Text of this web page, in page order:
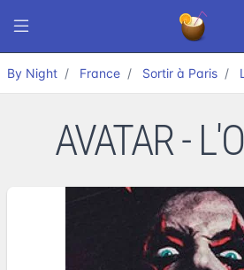
By Night France Sortir à Paris
AVATAR -